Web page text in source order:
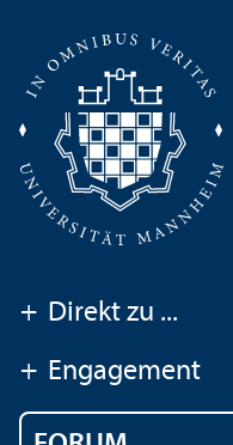
+ Direkt zu ...
+ Engagement